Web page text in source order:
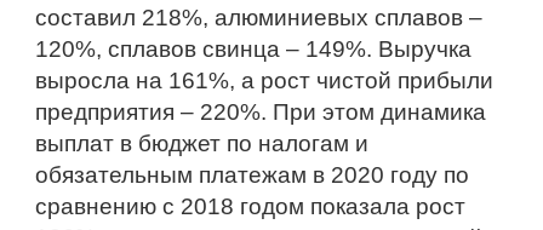
составил 218%, алюминиевых сплавов –
120%, сплавов свинца – 149%. Выручка
выросла на 161%, а рост чистой прибыли
предприятия – 220%. При этом динамика
выплат в бюджет по налогам и
обязательным платежам в 2020 году по
сравнению с 2018 годом показала рост